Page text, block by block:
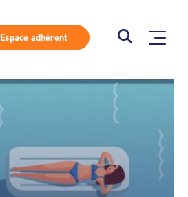
Espace adhérent